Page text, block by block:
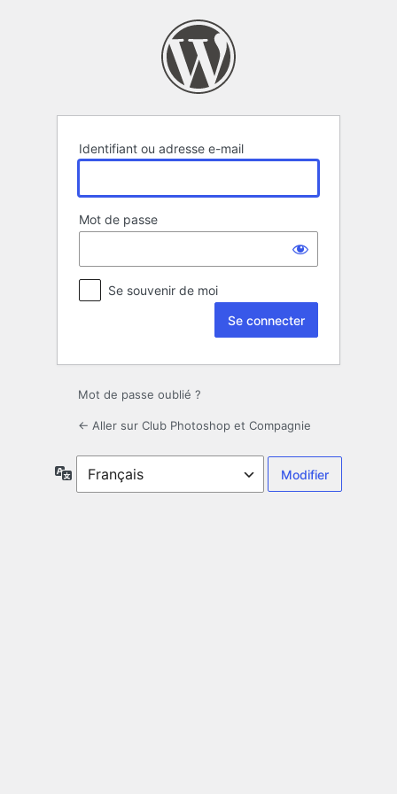
Identifiant ou adresse e-mail
Mot de passe
Se souvenir de moi
Mot de passe oublié ?
← Aller sur Club Photoshop et Compagnie
Langue